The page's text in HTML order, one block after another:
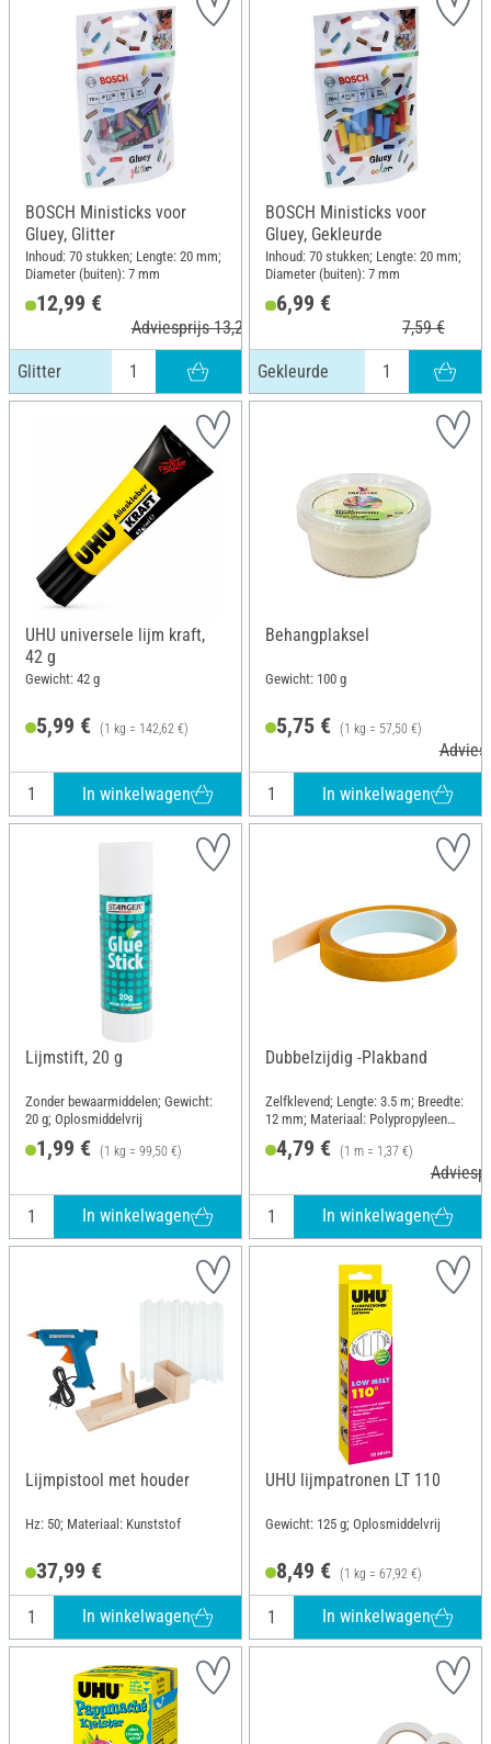
BOSCH Ministicks voor
Gluey, Glitter
Inhoud: 70 stukken; Lengte: 20 mm;
Diameter (buiten): 7 mm
12,99 €
Adviesprijs 13,26 €
Glitter
BOSCH Ministicks voor
Gluey, Gekleurde
Inhoud: 70 stukken; Lengte: 20 mm;
Diameter (buiten): 7 mm
6,99 €
7,59 €
Gekleurde
UHU universele lijm kraft,
42 g
Gewicht: 42 g
5,99 € (1 kg = 142,62 €)
In winkelwagen
Behangplaksel
Gewicht: 100 g
5,75 € (1 kg = 57,50 €)
In winkelwagen
Lijmstift, 20 g
Zonder bewaarmiddelen; Gewicht:
20 g; Oplosmiddelvrij
1,99 € (1 kg = 99,50 €)
In winkelwagen
Dubbelzijdig -Plakband
Zelfklevend; Lengte: 3.5 m; Breedte:
12 mm; Materiaal: Polypropyleen
4,79 € (1 m = 1,37 €)
In winkelwagen
Lijmpistool met houder
Hz: 50; Materiaal: Kunststof
37,99 €
In winkelwagen
UHU lijmpatronen LT 110
Gewicht: 125 g; Oplosmiddelvrij
8,49 € (1 kg = 67,92 €)
In winkelwagen